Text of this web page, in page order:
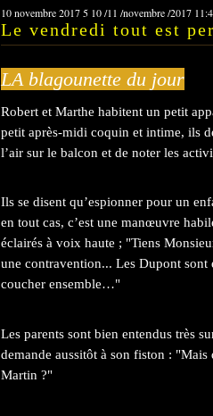
10 novembre 2017 5 10/11 /novembre/2017
Le vendredi tout est
LA blagounette du jour
Robert et Marthe habitent un petit
petit après-midi coquin et intime, ils
l’air sur le balcon et de noter les
Ils se disent qu’espionner pour un
en tout cas, c’est une manœuvre
éclairés à voix haute ; "Tiens
une contravention... Les Dupont
coucher ensemble…"
Les parents sont bien entendus très
demande aussitôt à son fiston : "Mais
Martin ?"